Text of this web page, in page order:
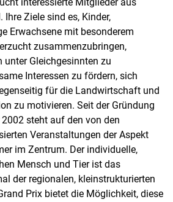
Ziele sind es, Kinder,
Erwachsene mit besonderem
zusammenzubringen,
unter Gleichgesinnten zu
Interessen zu fördern, sich
für die Landwirtschaft und
zu motivieren. Seit der Gründung
steht auf den von den
Veranstaltungen der Aspekt
im Zentrum. Der individuelle,
Mensch und Tier ist das
der regionalen, kleinstrukturierten
Prix bietet die Möglichkeit, diese